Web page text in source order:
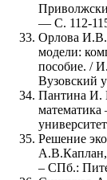
— С. 112-
Орлова И.В.
модели:
пособие. /
Вузовский
Пантина И.
Решение
– СПб.: